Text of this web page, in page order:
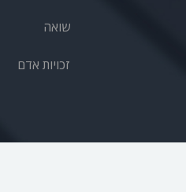
שואה
זכויות אדם